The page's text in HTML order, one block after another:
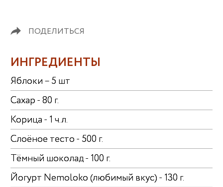
ПОДЕЛИТЬСЯ
ИНГРЕДИЕНТЫ
Яблоки – 5 шт
Сахар - 80 г.
Корица - 1 ч.л.
Слоёное тесто - 500 г.
Тёмный шоколад - 100 г.
Йогурт Nemoloko (любимый вкус) - 130 г.